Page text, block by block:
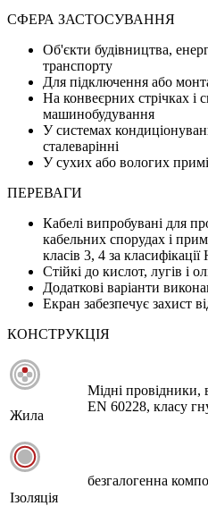
СФЕРА ЗАСТОСУВАННЯ
Об'єкти будівництва,
транспорту
Для підключення або
На конвеєрних стрічках і
машинобудування
У системах
сталеварінні
У сухих або вологих
ПЕРЕВАГИ
Кабелі випробувані для
кабельних спорудах і
класів 3, 4 за
Стійкі до кислот, лугів і
Додаткові варіанти
Екран забезпечує захист
КОНСТРУКЦІЯ
Жила
Мідні
EN 60228, класу
Ізоляція
безгалогенна